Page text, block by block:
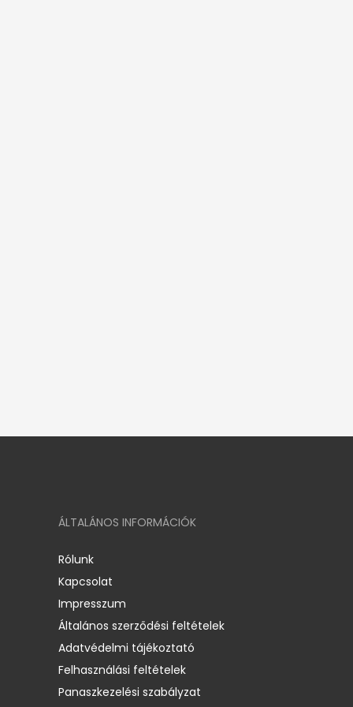
ÁLTALÁNOS INFORMÁCIÓK
Rólunk
Kapcsolat
Impresszum
Általános szerződési feltételek
Adatvédelmi tájékoztató
Felhasználási feltételek
Panaszkezelési szabályzat